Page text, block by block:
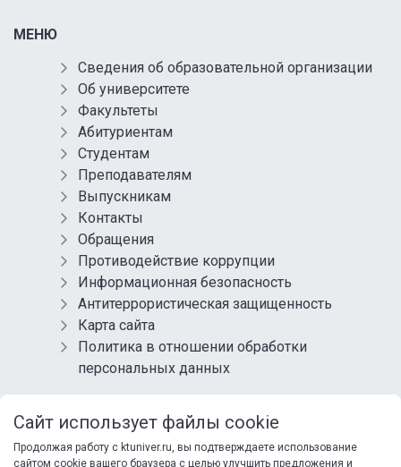
МЕНЮ
Сведения об образовательной организации
Об университете
Факультеты
Абитуриентам
Студентам
Преподавателям
Выпускникам
Контакты
Обращения
Противодействие коррупции
Информационная безопасность
Антитеррористическая защищенность
Карта сайта
Политика в отношении обработки
персональных данных
СОЦИАЛЬНЫЕ СЕТИ
Сайт использует файлы cookie
Продолжая работу с ktuniver.ru, вы подтверждаете использование
сайтом cookie вашего браузера с целью улучшить предложения и